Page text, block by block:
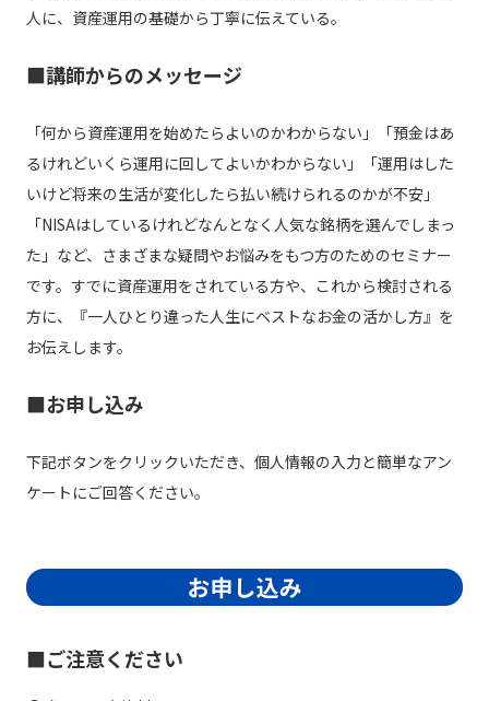
人に、資産運用の基礎から丁寧に伝えている。
■講師からのメッセージ
「何から資産運用を始めたらよいのかわからない」「預金はあ
るけれどいくら運用に回してよいかわからない」「運用はした
いけど将来の生活が変化したら払い続けられるのかが不安」
「NISAはしているけれどなんとなく人気な銘柄を選んでしまっ
た」など、さまざまな疑問やお悩みをもつ方のためのセミナー
です。すでに資産運用をされている方や、これから検討される
方に、『一人ひとり違った人生にベストなお金の活かし方』を
お伝えします。
■お申し込み
下記ボタンをクリックいただき、個人情報の入力と簡単なアン
ケートにご回答ください。
■ご注意ください